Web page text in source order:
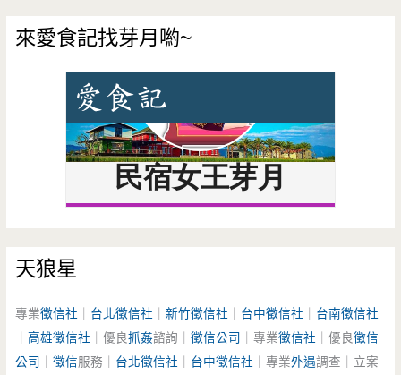
來愛食記找芽月喲~
天狼星
專業徵信社 台北徵信社 ｜新竹徵信社 台中徵信社
台南徵信社
｜高雄徵信社 ｜優良抓姦諮詢｜徵信公司 ｜專業徵信社 ｜優良徵信
公司 ｜徵信服務｜ 台北徵信社 台中徵信社 ｜專業外遇調查｜立案